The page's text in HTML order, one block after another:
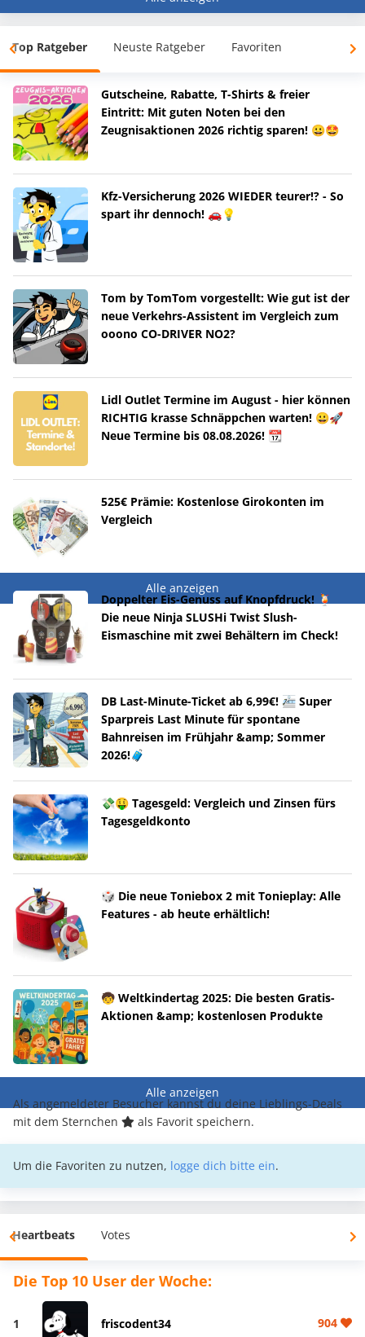
Top Ratgeber Neuste Ratgeber Favoriten
Gutscheine, Rabatte, T-Shirts & freier
Eintritt: Mit guten Noten bei den
Zeugnisaktionen 2026 richtig sparen! 😀🤩
Kfz-Versicherung 2026 WIEDER teurer!? - So
spart ihr dennoch! 🚗💡
Tom by TomTom vorgestellt: Wie gut ist der
neue Verkehrs-Assistent im Vergleich zum
ooono CO-DRIVER NO2?
Lidl Outlet Termine im August - hier können
RICHTIG krasse Schnäppchen warten! 😀🚀
Neue Termine bis 08.08.2026! 📆
525€ Prämie: Kostenlose Girokonten im
Vergleich
Alle anzeigen
Doppelter Eis-Genuss auf Knopfdruck! 🍹
Die neue Ninja SLUSHi Twist Slush-
Eismaschine mit zwei Behältern im Check!
DB Last-Minute-Ticket ab 6,99€! 🚈 Super
Sparpreis Last Minute für spontane
Bahnreisen im Frühjahr &amp; Sommer
2026!🧳
💸🤑 Tagesgeld: Vergleich und Zinsen fürs
Tagesgeldkonto
🎲 Die neue Toniebox 2 mit Tonieplay: Alle
Features - ab heute erhältlich!
🧒 Weltkindertag 2025: Die besten Gratis-
Aktionen &amp; kostenlosen Produkte
Alle anzeigen
Als angemeldeter Besucher kannst du deine Lieblings-Deals
mit dem Sternchen
als Favorit speichern.
Um die Favoriten zu nutzen, logge dich bitte ein.
Heartbeats Votes
Die Top 10 User der Woche:
1 friscodent34 904